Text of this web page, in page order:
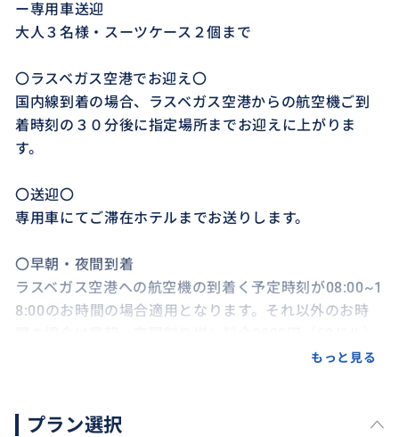
ー専用車送迎
大人３名様・スーツケース２個まで
〇ラスベガス空港でお迎え〇
国内線到着の場合、ラスベガス空港からの航空機ご到
着時刻の３０分後に指定場所までお迎えに上がりま
す。
〇送迎〇
専用車にてご滞在ホテルまでお送りします。
〇早朝・夜間到着
ラスベガス空港への航空機の到着く予定時刻が08:00~1
8:00のお時間の場合適用となります。それ以外のお時
が掛かり、ご到着後ドルの現金にてお支払いをお願い
夜間割り増し料金が掛かりますことをご了承下さい。
もっと見る
プラン選択